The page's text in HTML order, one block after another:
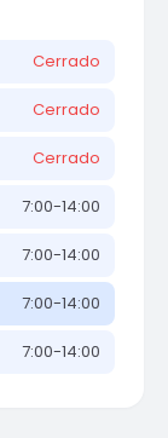
Cerrado
Cerrado
Cerrado
7:00-14:00
7:00-14:00
7:00-14:00
7:00-14:00